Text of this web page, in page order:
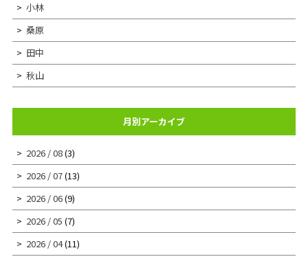
小林
桑原
田中
秋山
月別アーカイブ
2026 / 08(3)
2026 / 07(13)
2026 / 06(9)
2026 / 05 (7)
2026 / 04(11)